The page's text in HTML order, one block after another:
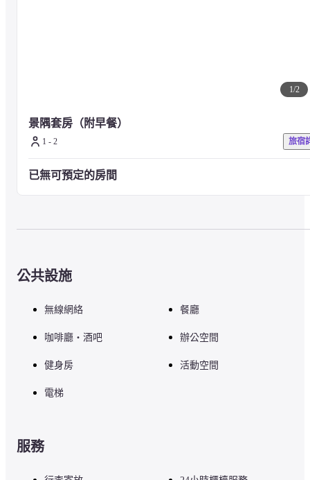
1/2
景隅套房（附早餐）
1 - 2 旅宿
已無可預定的房間
公共設施
無線網絡 餐廳
咖啡廳・酒吧 辦公空間
健身房 活動空間
電梯
服務